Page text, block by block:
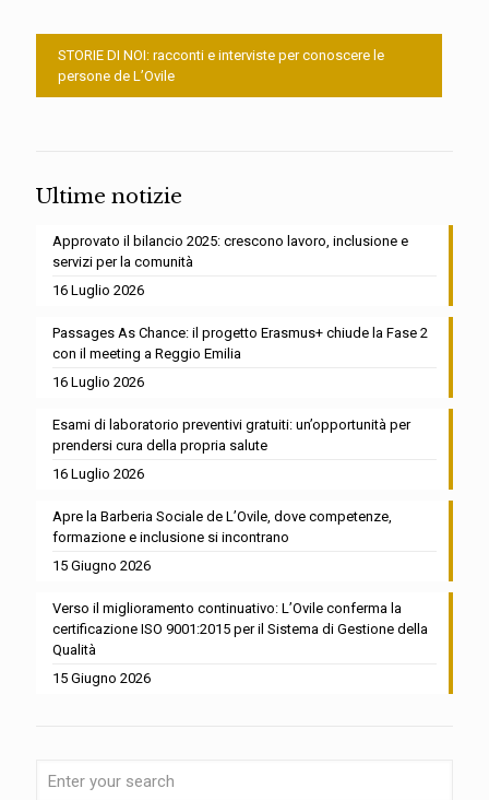
STORIE DI NOI: racconti e interviste per conoscere le
persone de L’Ovile
Ultime notizie
Approvato il bilancio 2025: crescono lavoro, inclusione e
servizi per la comunità
16 Luglio 2026
Passages As Chance: il progetto Erasmus+ chiude la Fase 2
con il meeting a Reggio Emilia
16 Luglio 2026
Esami di laboratorio preventivi gratuiti: un’opportunità per
prendersi cura della propria salute
16 Luglio 2026
Apre la Barberia Sociale de L’Ovile, dove competenze,
formazione e inclusione si incontrano
15 Giugno 2026
Verso il miglioramento continuativo: L’Ovile conferma la
certificazione ISO 9001:2015 per il Sistema di Gestione della
Qualità
15 Giugno 2026